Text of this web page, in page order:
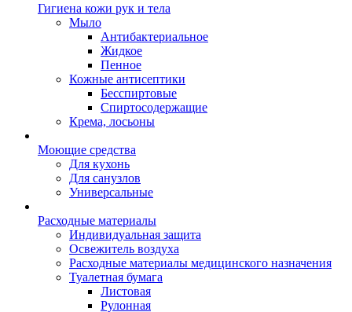
Гигиена кожи рук и тела
Мыло
Антибактериальное
Жидкое
Пенное
Кожные антисептики
Бесспиртовые
Cпиртосодержащие
Крема, лосьоны
Моющие средства
Для кухонь
Для санузлов
Универсальные
Расходные материалы
Индивидуальная защита
Освежитель воздуха
Расходные материалы медицинского назначения
Туалетная бумага
Листовая
Рулонная